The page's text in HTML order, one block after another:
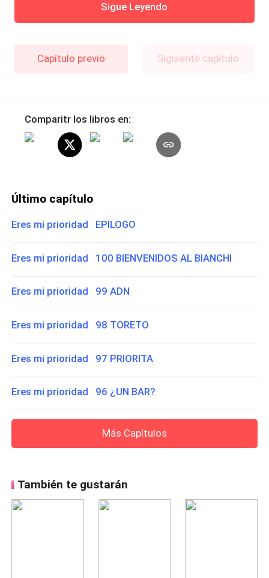
Sigue Leyendo
Capítulo previo Siguiente capítulo
Comparitr los libros en:
Último capítulo
Eres mi prioridad EPILOGO
Eres mi prioridad 100 BIENVENIDOS AL BIANCHI
Eres mi prioridad 99 ADN
Eres mi prioridad 98 TORETO
Eres mi prioridad 97 PRIORITA
Eres mi prioridad 96 ¿UN BAR?
Más Capítulos
También te gustarán